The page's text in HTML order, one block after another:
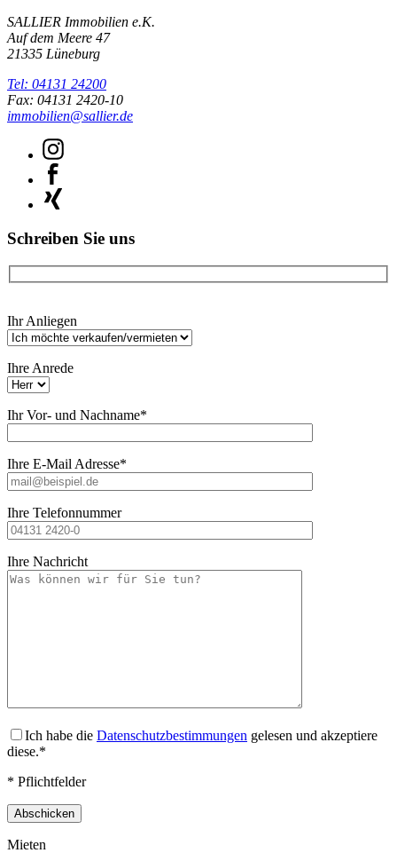
SALLIER Immobilien e.K.
Auf dem Meere 47
21335 Lüneburg
Tel: 04131 24200
Fax: 04131 2420-10
immobilien@sallier.de
Schreiben Sie uns
lasse
dieses
leer.
Ihr Anliegen
Ihre Anrede
Ihr Vor- und Nachname*
Ihre E-Mail Adresse*
Ihre Telefonnummer
Ihre Nachricht
Ich habe die Datenschutzbestimmungen gelesen und akzeptiere
diese.*
* Pflichtfelder
Mieten